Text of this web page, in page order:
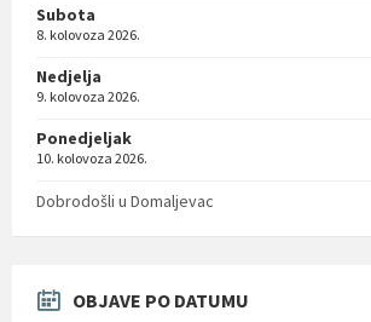
Subota
8. kolovoza 2026.
Nedjelja
9. kolovoza 2026.
Ponedjeljak
10. kolovoza 2026.
Dobrodošli u Domaljevac
OBJAVE PO DATUMU